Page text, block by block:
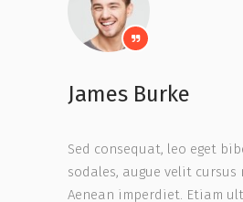
James Burke
Sed consequat, leo eget
sodales, augue velit cursus
Aenean imperdiet. Etiam